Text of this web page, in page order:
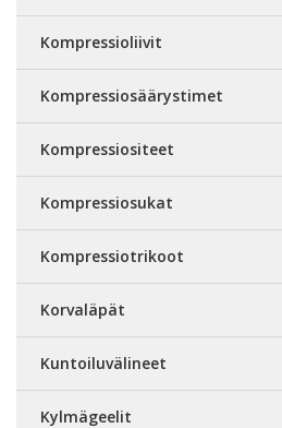
Kompressioliivit
Kompressiosäärystimet
Kompressiositeet
Kompressiosukat
Kompressiotrikoot
Korvaläpät
Kuntoiluvälineet
Kylmägeelit